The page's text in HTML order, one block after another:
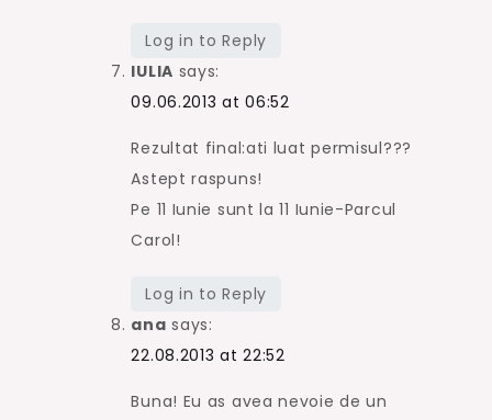
Log in to Reply
IULIA says:
09.06.2013 at 06:52
Rezultat final:ati luat permisul???
Astept raspuns!
Pe 11 Iunie sunt la 11 Iunie-Parcul
Carol!
Log in to Reply
ana says:
22.08.2013 at 22:52
Buna! Eu as avea nevoie de un